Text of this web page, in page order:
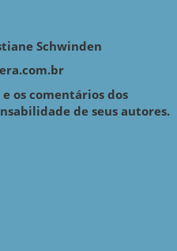
Schwinden
os comentários dos
de seus autores.